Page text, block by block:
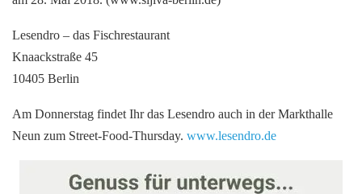
Lesendro – das Fischrestaurant
Knaackstraße 45
10405 Berlin
Am Donnerstag findet Ihr das Lesendro auch in der Markthalle
Neun zum Street-Food-Thursday. www.lesendro.de